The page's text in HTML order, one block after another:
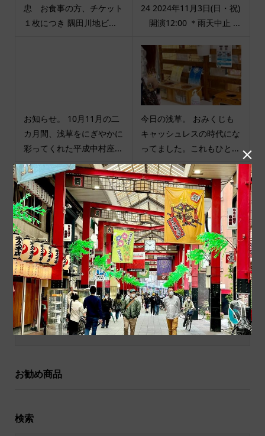
忠 お食事の方、チケット
１枚につき 隅田川地ビ...
24 2024年11月3日(日・祝)
開演12:00 ＊雨天中止 ...
お知らせ。 10月11月の二
カ月間、浅草をにぎやかに
彩ってくれた平成中村座...
今日の浅草。 おみくじも
キャッシュレスの時代にな
ってました。これもひと...
商品カテゴリ
商品ジャンル
ポチ袋
和小物
祝儀袋
お勧め商品
検索
